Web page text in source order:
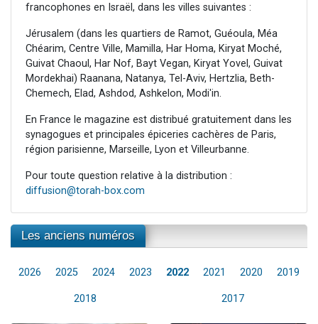
francophones en Israël, dans les villes suivantes :
Jérusalem (dans les quartiers de Ramot, Guéoula, Méa
Chéarim, Centre Ville, Mamilla, Har Homa, Kiryat Moché,
Guivat Chaoul, Har Nof, Bayt Vegan, Kiryat Yovel, Guivat
Mordekhai) Raanana, Natanya, Tel-Aviv, Hertzlia, Beth-
Chemech, Elad, Ashdod, Ashkelon, Modi'in.
En France le magazine est distribué gratuitement dans les
synagogues et principales épiceries cachères de Paris,
région parisienne, Marseille, Lyon et Villeurbanne.
Pour toute question relative à la distribution :
diffusion@torah-box.com
Les anciens numéros
2026 2025 2024 2023 2022 2021 2020 2019
2018 2017